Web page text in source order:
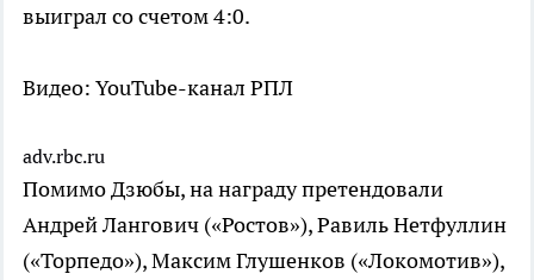
выиграл со счетом 4:0.
Видео: YouTube-канал РПЛ
adv.rbc.ru
Помимо Дзюбы, на награду претендовали
Андрей Лангович («Ростов»), Равиль Нетфуллин
(«Торпедо»), Максим Глушенков («Локомотив»),